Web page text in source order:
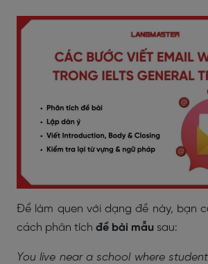
Để làm quen với dạng đề này, bạn
cách phân tích đề bài mẫu sau:
You live near a school where